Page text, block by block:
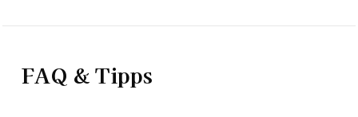
FAQ & Tipps